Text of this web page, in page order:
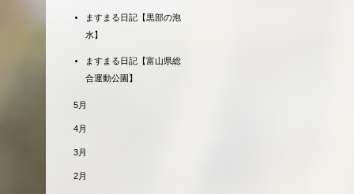
ますまる日記【黒部の泡
水】
ますまる日記【富山県総
合運動公園】
5月
4月
3月
2月